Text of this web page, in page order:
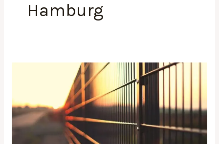
Hamburg
Grundstück
einzugrenzen